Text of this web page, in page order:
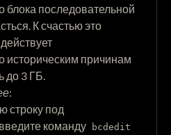
последовательной
К счастью это
историческим причинам
до 3 ГБ.
:
строку под
команду
bcdedit